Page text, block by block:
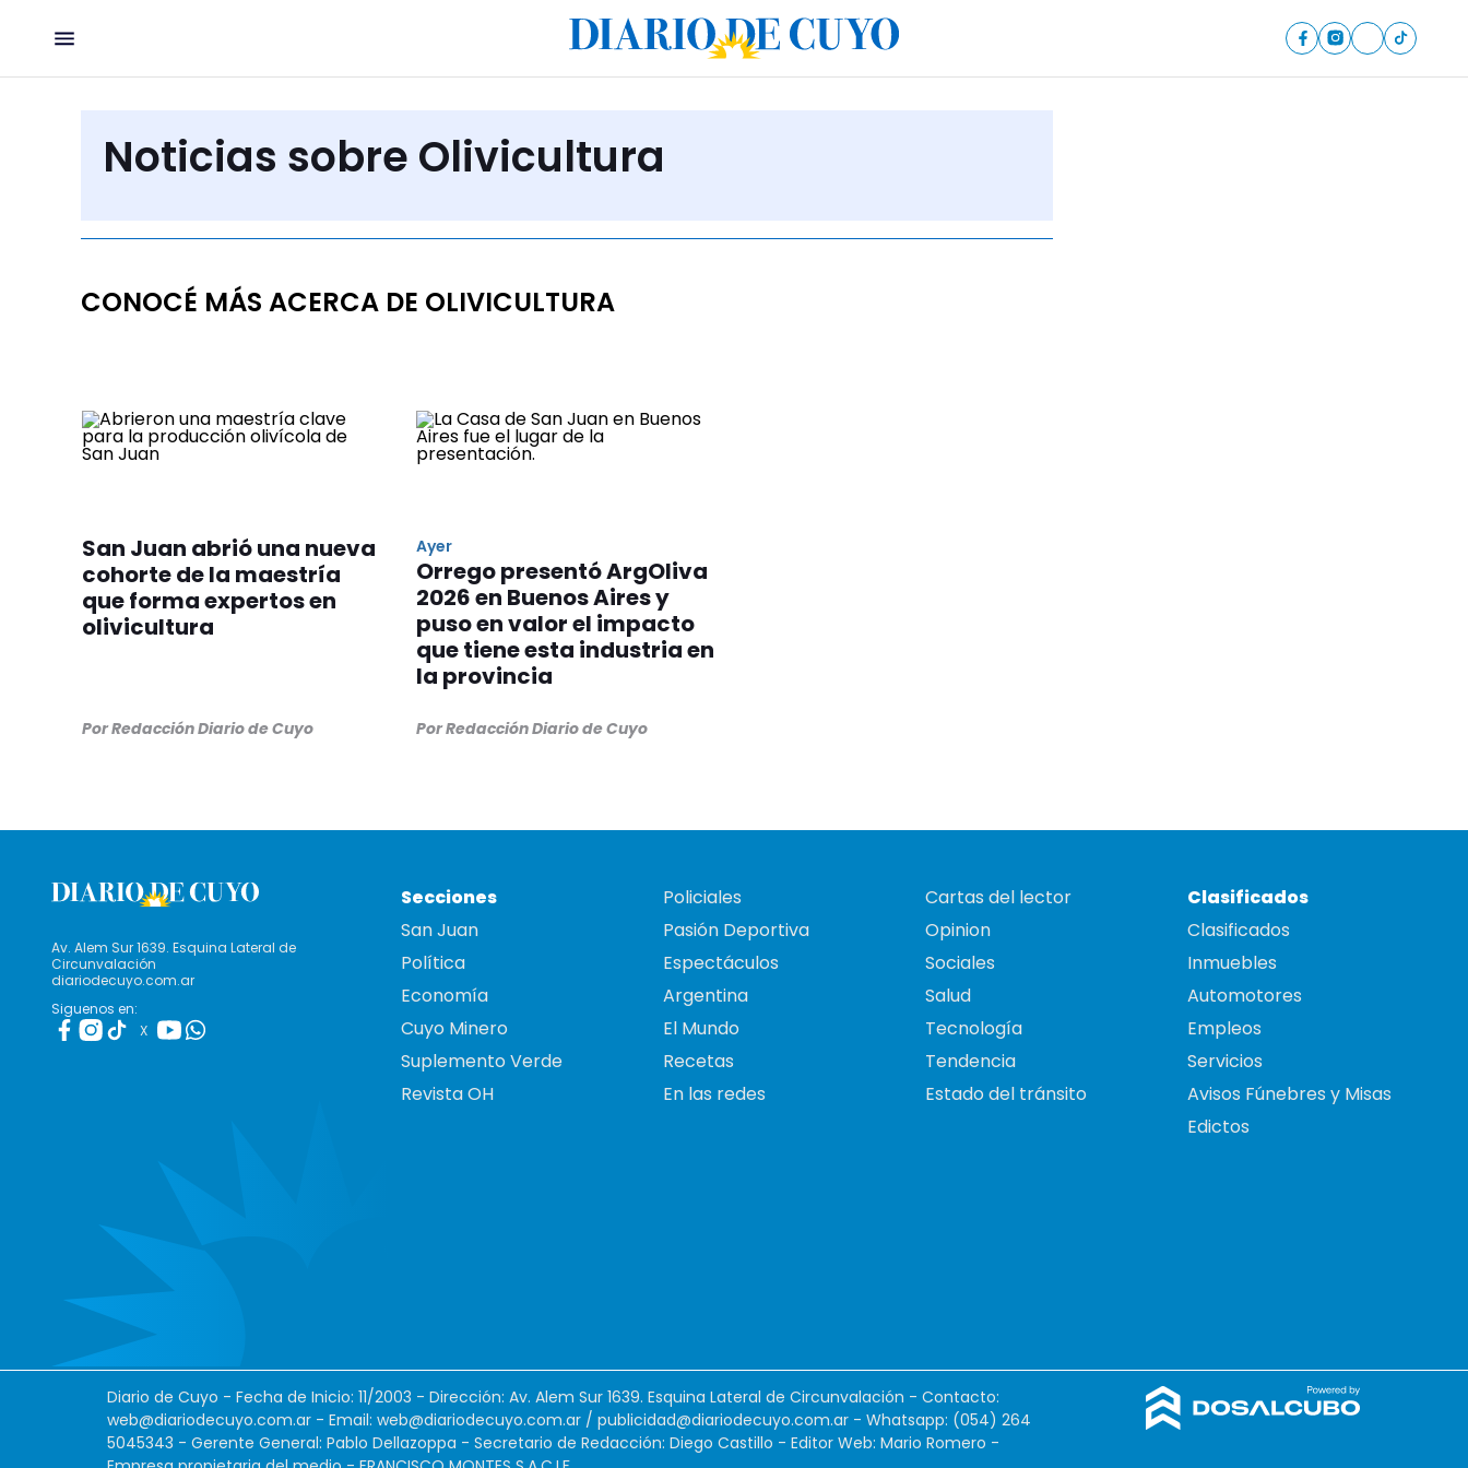
Noticias sobre Olivicultura
CONOCÉ MÁS ACERCA DE OLIVICULTURA
San Juan abrió una nueva
cohorte de la maestría
que forma expertos en
olivicultura
Por Redacción Diario de Cuyo
Ayer
Orrego presentó ArgOliva
2026 en Buenos Aires y
puso en valor el impacto
que tiene esta industria en
la provincia
Por Redacción Diario de Cuyo
Av. Alem Sur 1639. Esquina Lateral de
Circunvalación
diariodecuyo.com.ar
Siguenos en:
X
Secciones
San Juan
Política
Economía
Cuyo Minero
Suplemento Verde
Revista OH
Policiales
Pasión Deportiva
Espectáculos
Argentina
El Mundo
Recetas
En las redes
Cartas del lector
Opinion
Sociales
Salud
Tecnología
Tendencia
Estado del tránsito
Clasificados
Clasificados
Inmuebles
Automotores
Empleos
Servicios
Avisos Fúnebres y Misas
Edictos
Diario de Cuyo - Fecha de Inicio: 11/2003 - Dirección: Av. Alem Sur 1639. Esquina Lateral de Circunvalación - Contacto:
web@diariodecuyo.com.ar - Email: web@diariodecuyo.com.ar / publicidad@diariodecuyo.com.ar - Whatsapp: (054) 264
5045343 - Gerente General: Pablo Dellazoppa - Secretario de Redacción: Diego Castillo - Editor Web: Mario Romero -